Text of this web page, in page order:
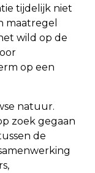
tijdelijk niet
maatregel
wild op de
op een
natuur.
zoek gegaan
de